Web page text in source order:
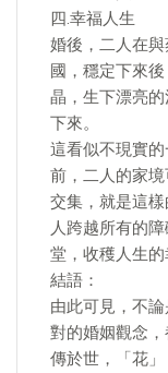
四.幸福人生
婚後，二人在
國，穩定下來
晶，生下漂亮
下來。
這看似不現實
前，二人的家
交集，就是這
人跨越所有的
堂，收穫人生的
結語：
由此可見，不
對的婚姻觀念
傳於世，「花